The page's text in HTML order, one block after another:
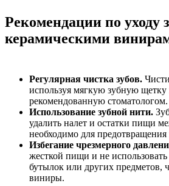
Рекомендации по уходу
керамическими
Регулярная чистка зубов.
используя мягкую зубную щетку
рекомендованную стоматологом.
Использование зубной нити.
удалить налет и остатки пищи
необходимо для предотвращения
Избегание чрезмерного
жесткой пищи и не
бутылок или других предметов,
виниры.